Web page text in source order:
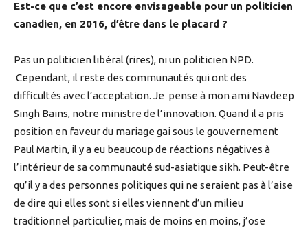
Est-ce que c’est encore envisageable pour un politicien
canadien, en 2016, d’être dans le placard ?
Pas un politicien libéral (rires), ni un politicien NPD.
Cependant, il reste des communautés qui ont des
difficultés avec l’acceptation. Je pense à mon ami Navdeep
Singh Bains, notre ministre de l’innovation. Quand il a pris
position en faveur du mariage gai sous le gouvernement
Paul Martin, il y a eu beaucoup de réactions négatives à
l’intérieur de sa communauté sud-asiatique sikh. Peut-être
qu’il y a des personnes politiques qui ne seraient pas à l’aise
de dire qui elles sont si elles viennent d’un milieu
traditionnel particulier, mais de moins en moins, j’ose